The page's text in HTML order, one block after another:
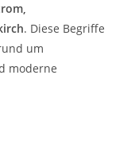
. Diese Begriffe
um
moderne